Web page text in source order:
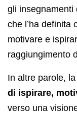
gli insegnamenti
che l’ha definita
motivare e
raggiungimento
In altre parole,
di ispirare,
verso una